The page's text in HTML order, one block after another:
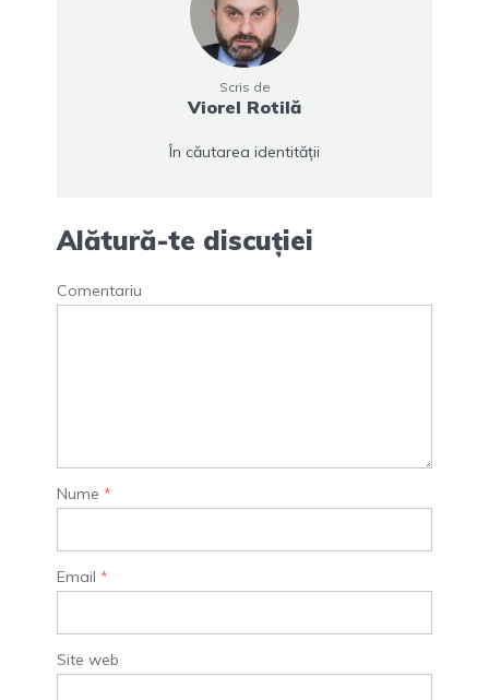
Scris de
Viorel Rotilă
În căutarea identității
Alătură-te discuției
Comentariu
Nume *
Email *
Site web